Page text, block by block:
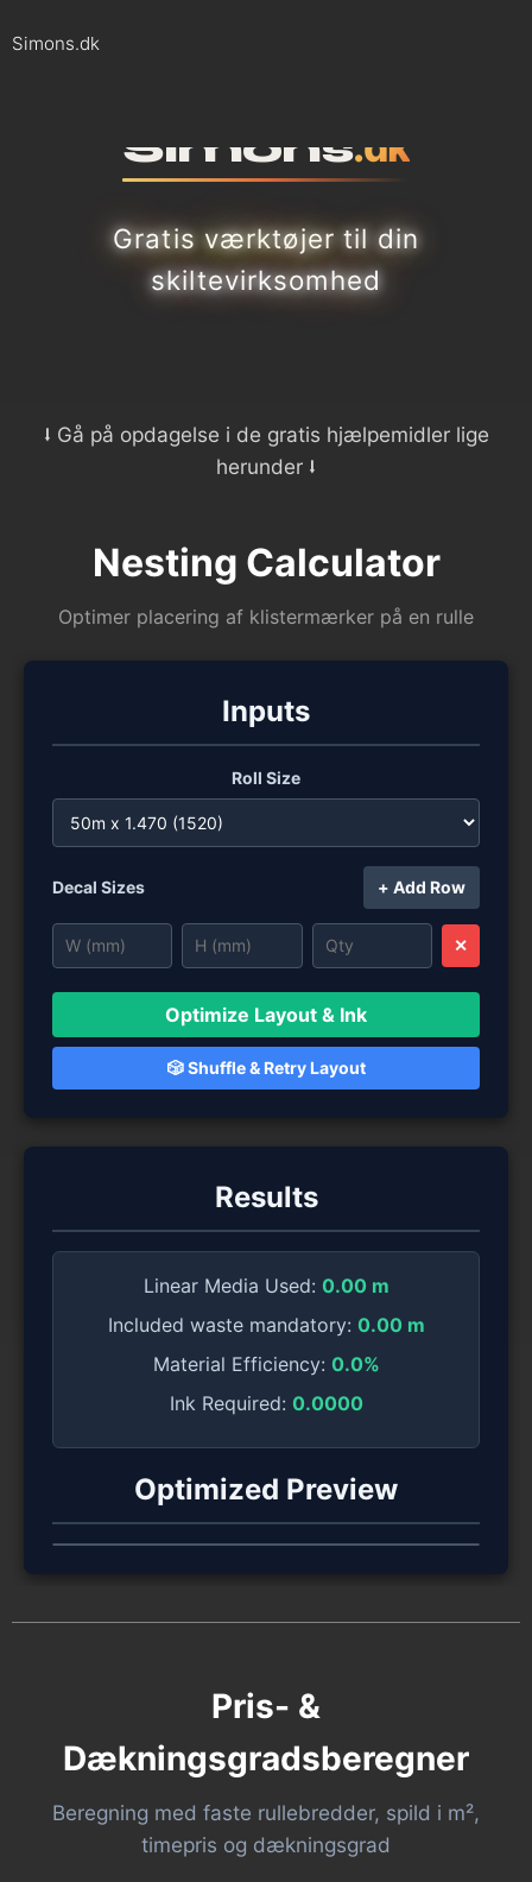
Simons.dk
Simons.dk
Gratis værktøjer til din
skiltevirksomhed
⭣ Gå på opdagelse i de gratis hjælpemidler lige
herunder ⭣
Nesting Calculator
Optimer placering af klistermærker på en rulle
Inputs
Roll Size
Decal Sizes + Add Row
✕
Optimize Layout & Ink
🎲 Shuffle & Retry Layout
Results
Linear Media Used: 0.00 m
Included waste mandatory: 0.00 m
Material Efficiency: 0.0%
Ink Required: 0.0000
Optimized Preview
Pris- &
Dækningsgradsberegner
Beregning med faste rullebredder, spild i m²,
timepris og dækningsgrad